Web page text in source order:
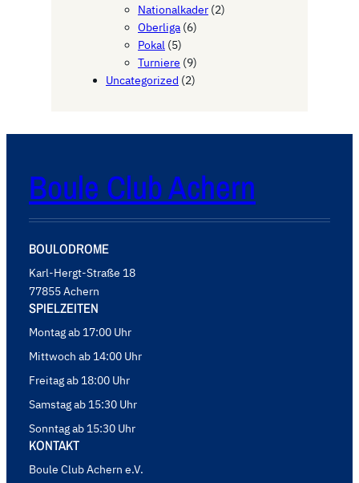
Nationalkader (2)
Oberliga (6)
Pokal (5)
Turniere (9)
Uncategorized (2)
Boule Club Achern
BOULODROME
Karl-Hergt-Straße 18
77855 Achern
SPIELZEITEN
Montag ab 17:00 Uhr
Mittwoch ab 14:00 Uhr
Freitag ab 18:00 Uhr
Samstag ab 15:30 Uhr
Sonntag ab 15:30 Uhr
KONTAKT
Boule Club Achern e.V.